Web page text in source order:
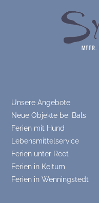
Unsere Angebote
Neue Objekte bei Bals
Ferien mit Hund
Lebensmittelservice
Ferien unter Reet
Ferien in Keitum
Ferien in Wenningstedt